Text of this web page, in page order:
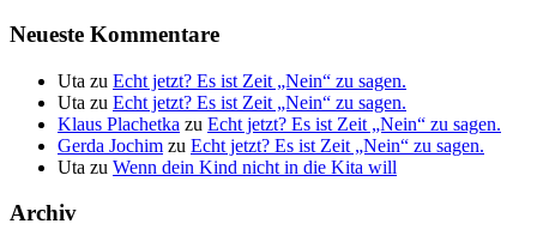
Neueste Kommentare
Uta zu Echt jetzt? Es ist Zeit „Nein“ zu sagen.
Uta zu Echt jetzt? Es ist Zeit „Nein“ zu sagen.
Klaus Plachetka zu Echt jetzt? Es ist Zeit „Nein“ zu sagen.
Gerda Jochim zu Echt jetzt? Es ist Zeit „Nein“ zu sagen.
Uta zu Wenn dein Kind nicht in die Kita will
Archiv